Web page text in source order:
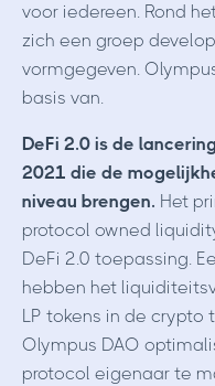
voor iedereen. Rond
zich een groep
vormgegeven.
basis van.
DeFi 2.0 is de
2021 die de
niveau brengen. Het
protocol owned
DeFi 2.0 toepassing.
hebben het
LP tokens in de
Olympus DAO
protocol eigenaar te